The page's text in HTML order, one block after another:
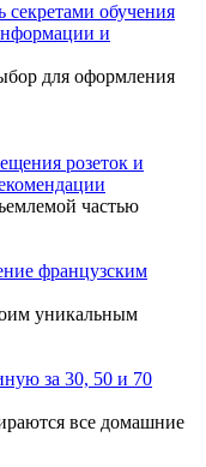
обучения
и
для оформления
розеток и
частью
французским
уникальным
за 30, 50 и 70
все домашние